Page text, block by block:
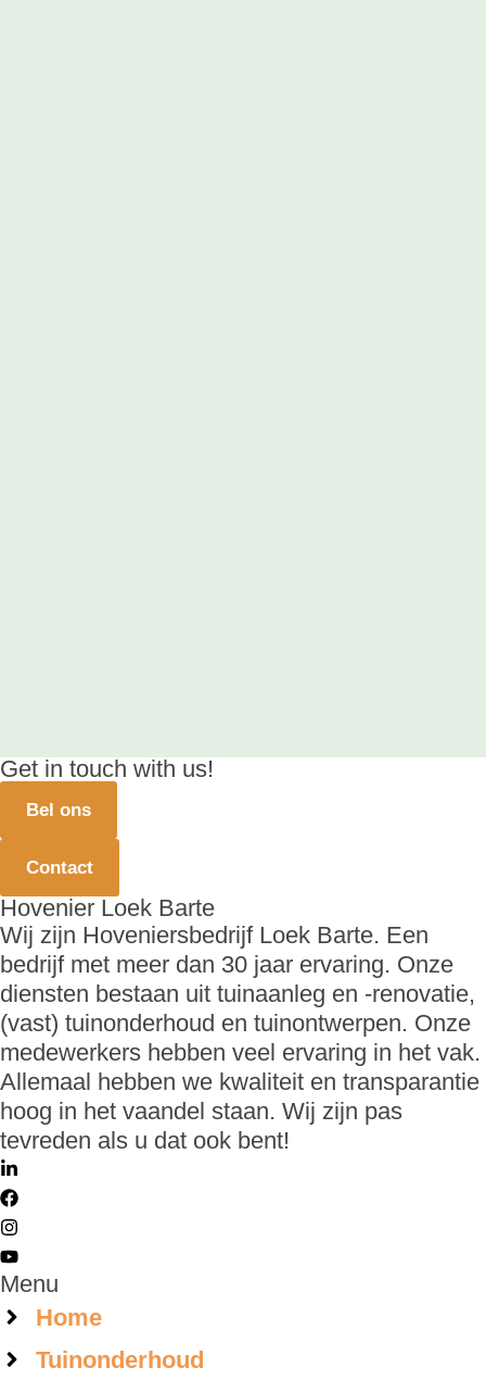
Get in touch with us!
Bel ons
Contact
Hovenier Loek Barte
Wij zijn Hoveniersbedrijf Loek Barte. Een
bedrijf met meer dan 30 jaar ervaring. Onze
diensten bestaan uit tuinaanleg en -renovatie,
(vast) tuinonderhoud en tuinontwerpen. Onze
medewerkers hebben veel ervaring in het vak.
Allemaal hebben we kwaliteit en transparantie
hoog in het vaandel staan. Wij zijn pas
tevreden als u dat ook bent!
Menu
Home
Tuinonderhoud